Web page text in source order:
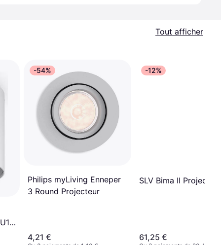
Tout afficher
-54%
Philips myLiving Enneper
3 Round Projecteur
4,21 €
-12%
SLV Bima II Projecteur
61,25 €